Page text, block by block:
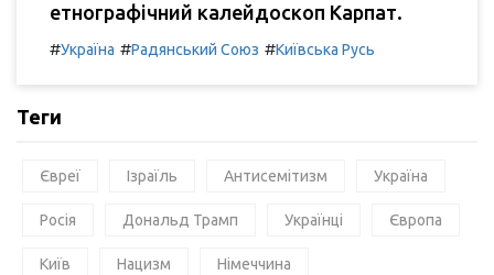
етнографічний калейдоскоп Карпат.
#Україна #Радянський Союз #Київська Русь
Теги
Євреї Ізраїль Антисемітизм Україна
Росія Дональд Трамп Українці Європа
Київ Нацизм Німеччина